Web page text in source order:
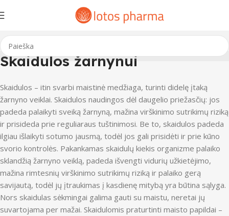
Skaidulos žarnynui
Skaidulos – itin svarbi maistinė medžiaga, turinti didelę įtaką
žarnyno veiklai. Skaidulos naudingos dėl daugelio priežasčių: jos
padeda palaikyti sveiką žarnyną, mažina virškinimo sutrikimų riziką
ir prisideda prie reguliaraus tuštinimosi. Be to, skaidulos padeda
ilgiau išlaikyti sotumo jausmą, todėl jos gali prisidėti ir prie kūno
svorio kontrolės. Pakankamas skaidulų kiekis organizme palaiko
sklandžią žarnyno veiklą, padeda išvengti vidurių užkietėjimo,
mažina rimtesnių virškinimo sutrikimų riziką ir palaiko gerą
savijautą, todėl jų įtraukimas į kasdienę mitybą yra būtina sąlyga.
Nors skaidulas sėkmingai galima gauti su maistu, neretai jų
suvartojama per mažai. Skaidulomis praturtinti maisto papildai –